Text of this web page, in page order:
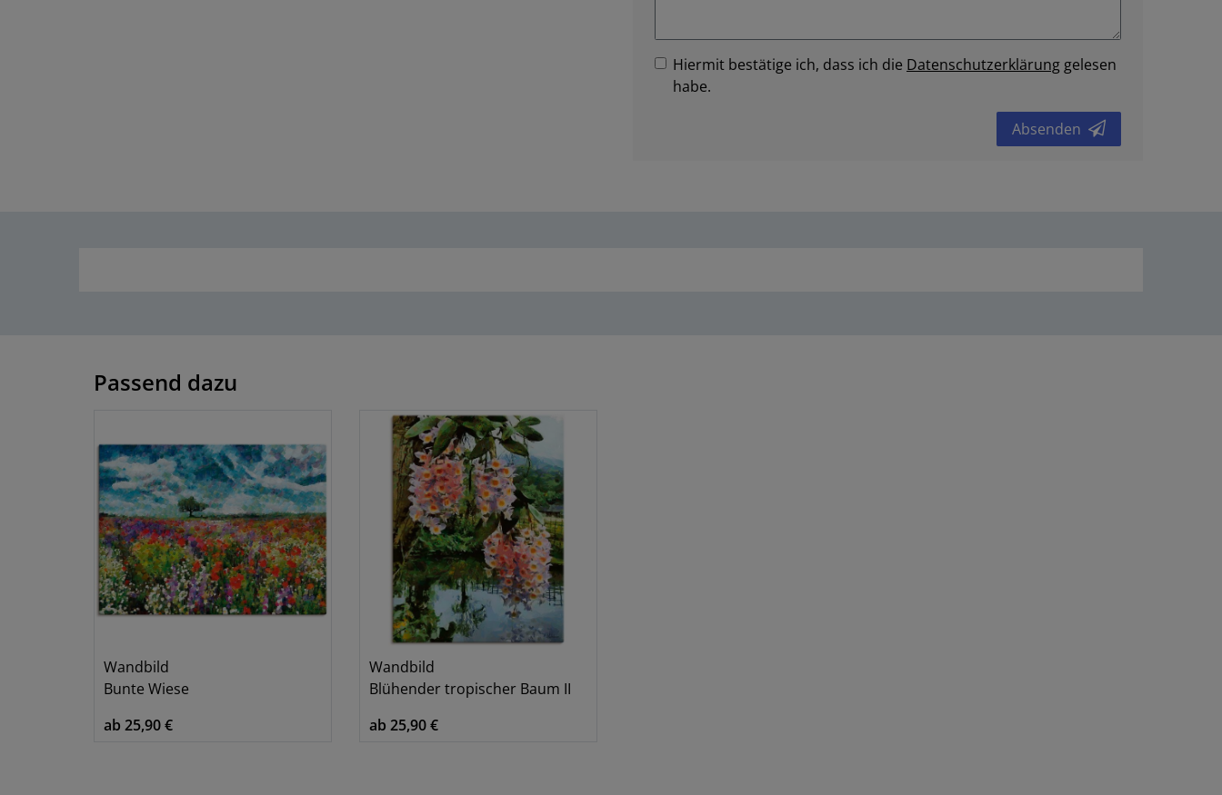
Hiermit bestätige ich, dass ich die Daten­schutz­erklärung gelesen
habe.
Absenden
Passend dazu
Wandbild
Bunte Wiese
ab 25,90 €
Wandbild
Blühender tropischer Baum II
ab 25,90 €